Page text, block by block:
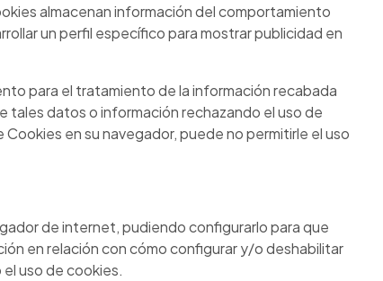
almacenan información del comportamiento
un perfil específico para mostrar publicidad en
para el tratamiento de la información recabada
tales datos o información rechazando el uso de
en su navegador, puede no permitirle el uso
de internet, pudiendo configurarlo para que
en relación con cómo configurar y/o deshabilitar
uso de cookies.